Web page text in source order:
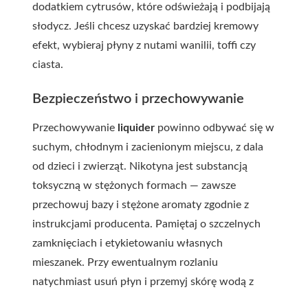
dodatkiem cytrusów, które odświeżają i podbijają
słodycz. Jeśli chcesz uzyskać bardziej kremowy
efekt, wybieraj płyny z nutami wanilii, toffi czy
ciasta.
Bezpieczeństwo i przechowywanie
Przechowywanie liquider powinno odbywać się w
suchym, chłodnym i zacienionym miejscu, z dala
od dzieci i zwierząt. Nikotyna jest substancją
toksyczną w stężonych formach — zawsze
przechowuj bazy i stężone aromaty zgodnie z
instrukcjami producenta. Pamiętaj o szczelnych
zamknięciach i etykietowaniu własnych
mieszanek. Przy ewentualnym rozlaniu
natychmiast usuń płyn i przemyj skórę wodą z